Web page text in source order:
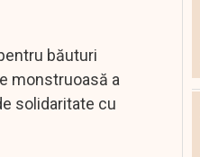
băuturi
monstruoasă a
solidaritate cu